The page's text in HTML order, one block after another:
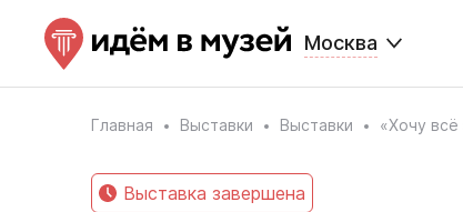
Москва
Главная Выставки Выставки «Хочу всё
Выставка завершена